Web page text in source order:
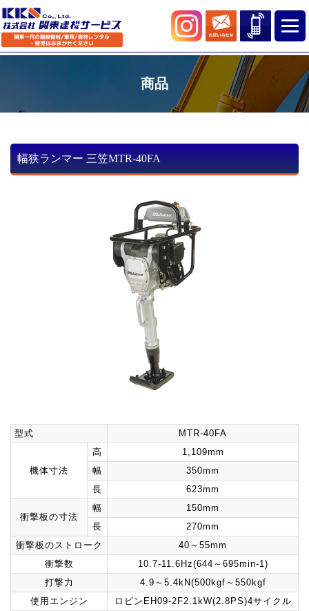
商品
幅狭ランマー 三笠MTR-40FA
型式 MTR-40FA
機体寸法
高
1,109mm
幅
350mm
長
623mm
衝撃板の寸法
幅
150mm
長
270mm
衝撃板のストローク
40～55mm
衝撃数
10.7-11.6Hz(644～695min-1)
打撃力
4.9～5.4kN(500kgf～550kgf
使用エンジン
ロビンEH09-2F2.1kW(2.8PS)4サイクル